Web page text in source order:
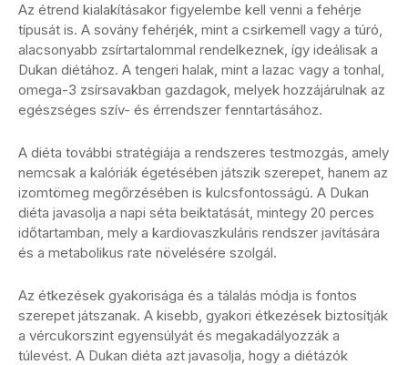
Az étrend kialakításakor figyelembe kell venni a fehérje
típusát is. A sovány fehérjék, mint a csirkemell vagy a túró,
alacsonyabb zsírtartalommal rendelkeznek, így ideálisak a
Dukan diétához. A tengeri halak, mint a lazac vagy a tonhal,
omega-3 zsírsavakban gazdagok, melyek hozzájárulnak az
egészséges szív- és érrendszer fenntartásához.
A diéta további stratégiája a rendszeres testmozgás, amely
nemcsak a kalóriák égetésében játszik szerepet, hanem az
izomtömeg megőrzésében is kulcsfontosságú. A Dukan
diéta javasolja a napi séta beiktatását, mintegy 20 perces
időtartamban, mely a kardiovaszkuláris rendszer javítására
és a metabolikus rate növelésére szolgál.
Az étkezések gyakorisága és a tálalás módja is fontos
szerepet játszanak. A kisebb, gyakori étkezések biztosítják
a vércukorszint egyensúlyát és megakadályozzák a
túlevést. A Dukan diéta azt javasolja, hogy a diétázók